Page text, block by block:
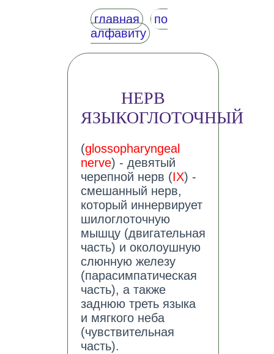
главная
по
алфавиту
НЕРВ
ЯЗЫКОГЛОТОЧНЫЙ
(glossopharyngeal
nerve) - девятый
черепной нерв (IX) -
смешанный нерв,
который иннервирует
шилоглоточную
мышцу (двигательная
часть) и околоушную
слюнную железу
(парасимпатическая
часть), а также
заднюю треть языка
и мягкого неба
(чувствительная
часть).